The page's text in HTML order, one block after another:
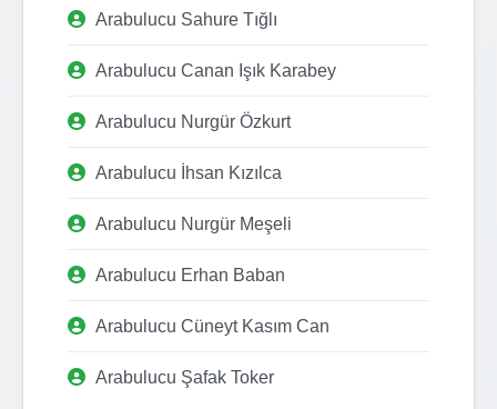
Arabulucu Sahure Tığlı
Arabulucu Canan Işık Karabey
Arabulucu Nurgür Özkurt
Arabulucu İhsan Kızılca
Arabulucu Nurgür Meşeli
Arabulucu Erhan Baban
Arabulucu Cüneyt Kasım Can
Arabulucu Şafak Toker